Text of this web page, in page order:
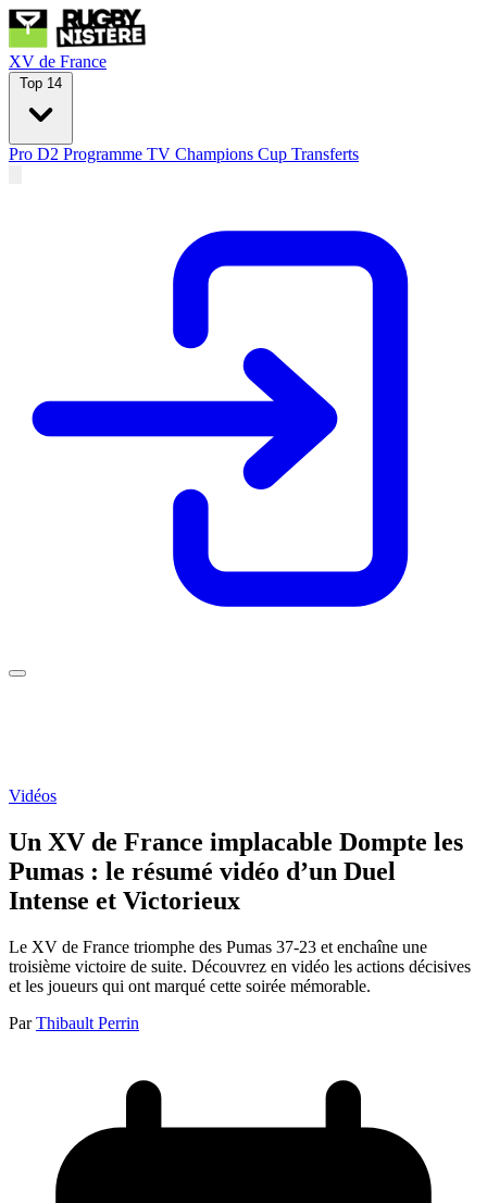
XV de France
Top 14
Pro D2 Programme TV Champions Cup Transferts
Vidéos
Un XV de France implacable Dompte les
Pumas : le résumé vidéo d’un Duel
Intense et Victorieux
Le XV de France triomphe des Pumas 37-23 et enchaîne une
troisième victoire de suite. Découvrez en vidéo les actions décisives
et les joueurs qui ont marqué cette soirée mémorable.
Par Thibault Perrin